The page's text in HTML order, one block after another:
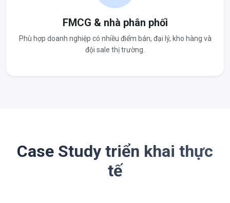
FMCG & nhà phân phối
Phù hợp doanh nghiệp có nhiều điểm bán, đại lý, kho hàng và
đội sale thị trường.
Case Study triển khai thực
tế